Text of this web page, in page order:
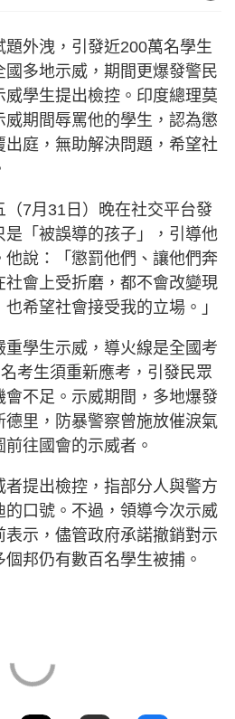
外洩，引發近200萬名學生
多地示威，期間更爆發警民
學生提出檢控。印度總理莫
期間辱罵他的學生，認為懲
庭，無助解決問題，希望社
（7月31日）晚在社交平台發
「被誤導的孩子」，引導他
說：「懲罰他們、讓他們奔
社會上受折磨，都不會改變現
希望社會接受我的立場。」
學生示威，導火線是全國考
考生須重新應考，引發民眾
會不足。示威期間，多地爆發
里，防暴警察曾施放催淚氣
往國會的示威者。
提出檢控，指部分人與警方
口號。不過，領導今次示威
示，儘管政府承諾撤銷對示
邦仍有數百名學生被捕。